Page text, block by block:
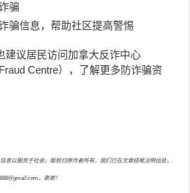
骗
骗信息，帮助社区提高警惕
建议居民访问加拿大反诈中心
Fraud Centre），了解更多防诈骗资
息以服务于社会，版权归原作者所有，我们已在文章结尾注明出处，
，谢谢！